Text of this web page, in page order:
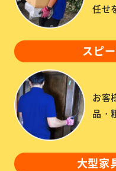
任せ
スピ
お客
品・
大型家